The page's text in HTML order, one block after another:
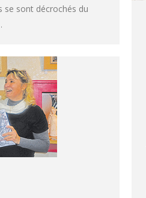
se sont décrochés du